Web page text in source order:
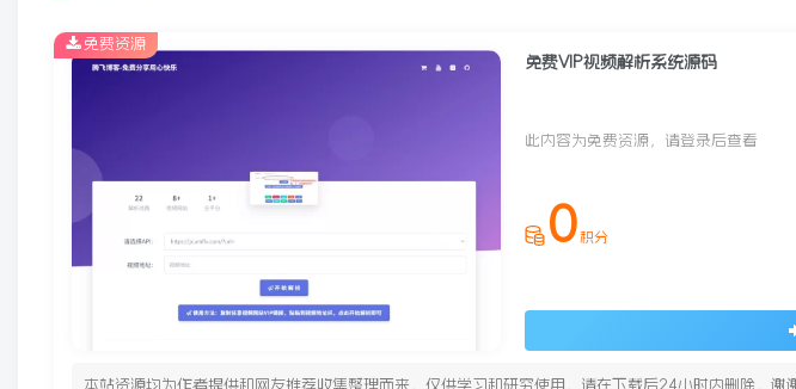
免费VIP视频解析系统源码
此内容为免费资源，请登录后查看
0 积分
本站资源均为作者提供和网友推荐收集整理而来，仅供学习和研究使用，请在下载后24小时内删除，谢
免费资源